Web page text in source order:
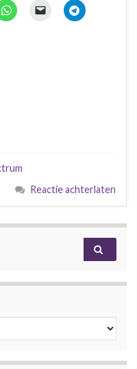
Reactie achterlaten